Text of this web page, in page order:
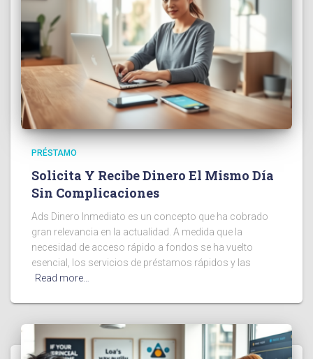
PRÉSTAMO
Solicita Y Recibe Dinero El Mismo Día
Sin Complicaciones
Ads Dinero Inmediato es un concepto que ha cobrado
gran relevancia en la actualidad. A medida que la
necesidad de acceso rápido a fondos se ha vuelto
esencial, los servicios de préstamos rápidos y las
Read more…